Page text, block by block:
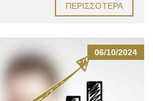
ΠΕΡΙΣΣΌΤΕΡΑ
06/10/2024